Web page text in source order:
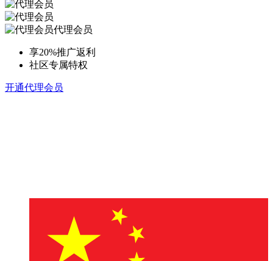
代理会员
享20%推广返利
社区专属特权
开通代理会员